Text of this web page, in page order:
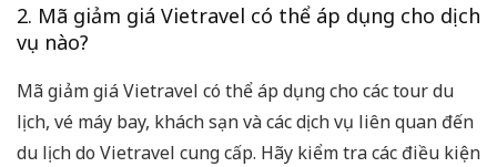
2. Mã giảm giá Vietravel có thể áp dụng cho dịch
vụ nào?
Mã giảm giá Vietravel có thể áp dụng cho các tour du
lịch, vé máy bay, khách sạn và các dịch vụ liên quan đến
du lịch do Vietravel cung cấp. Hãy kiểm tra các điều kiện